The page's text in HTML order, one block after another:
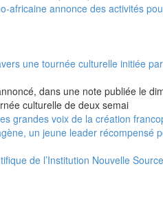
africaine annonce des activités
une tournée culturelle initiée par
dans une note publiée le
culturelle de deux semai
grandes voix de la création
un jeune leader récompensé
de l’Institution Nouvelle